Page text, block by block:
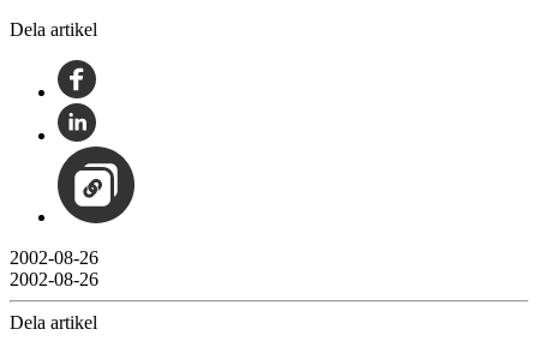
Dela artikel
2002-08-26
2002-08-26
Dela artikel